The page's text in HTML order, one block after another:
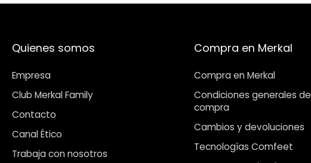
Quienes somos
Empresa
Club Merkal Family
Contacto
Canal Ético
Trabaja con nosotros
Compra en Merkal
Compra en Merkal
Condiciones generales de
compra
Cambios y devoluciones
Tecnologías Comfeet